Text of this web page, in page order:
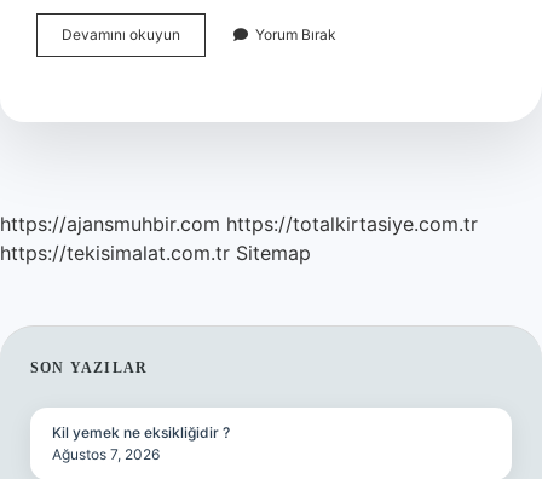
Devamını okuyun
Vücudun
Yorum Bırak
https://ajansmuhbir.com https://totalkirtasiye.com.tr
https://tekisimalat.com.tr Sitemap
SIDEBAR
SON YAZILAR
Kil yemek ne eksikliğidir ?
Ağustos 7, 2026